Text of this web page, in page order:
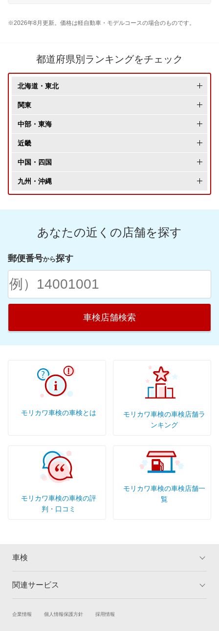
※2026年8月更新。価格は軽自動車・モデルコースの場合のものです。
都道府県別ランキングをチェック
北海道・東北
北海道
青森県
岩手県
秋田県
山形県
福島県
関東
東京都
神奈川県
千葉県
埼玉県
茨城県
栃木県
中部・東海
長野県
新潟県
富山県
石川県
三重県
近畿
大阪府
兵庫県
京都府
中国・四国
岡山県
愛媛県
香川県
高知県
九州・沖縄
熊本県
大分県
宮崎県
鹿児島県
あなたの近くの店舗を探す
郵便番号から探す
車検店舗検索
モリカワ車検の車検とは
モリカワ車検の車検店舗ラ
ンキング
モリカワ車検の車検の評
判・口コミ
モリカワ車検の車検店舗一
覧
車検
トップ
車検の基礎知識 キャンペーン一覧
関連サービス
試乗・商談 新車購入
企業情報 個人情報保護方針 採用情報